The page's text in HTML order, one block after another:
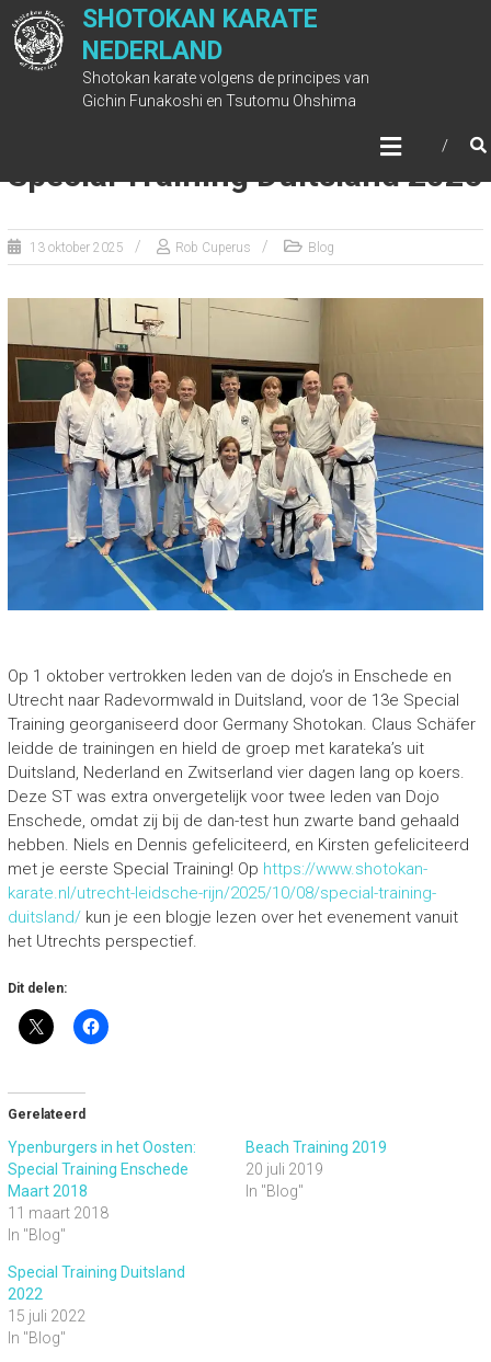
naar
de
SHOTOKAN KARATE
NEDERLAND
Shotokan karate volgens de principes van
Gichin Funakoshi en Tsutomu Ohshima
Special Training Duitsland 2025
13 oktober 2025 Rob Cuperus Blog
Op 1 oktober vertrokken leden van de dojo’s in Enschede en
Utrecht naar Radevormwald in Duitsland, voor de 13e Special
Training georganiseerd door Germany Shotokan. Claus Schäfer
leidde de trainingen en hield de groep met karateka’s uit
Duitsland, Nederland en Zwitserland vier dagen lang op koers.
Deze ST was extra onvergetelijk voor twee leden van Dojo
Enschede, omdat zij bij de dan-test hun zwarte band gehaald
hebben. Niels en Dennis gefeliciteerd, en Kirsten gefeliciteerd
met je eerste Special Training! Op https://www.shotokan-
karate.nl/utrecht-leidsche-rijn/2025/10/08/special-training-
duitsland/kun je een blogje lezen over het evenement vanuit
het Utrechts perspectief.
Dit delen:
Gerelateerd
Ypenburgers in het Oosten:
Special Training Enschede
Maart 2018
11 maart 2018
In "Blog"
Beach Training 2019
20 juli 2019
In "Blog"
Special Training Duitsland
2022
15 juli 2022
In "Blog"